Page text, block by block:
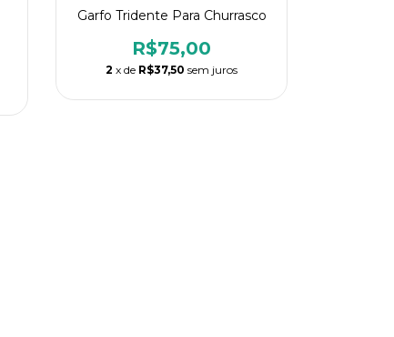
Garfo Tridente Para Churrasco
R$75,00
2 x de R$37,50 sem juros